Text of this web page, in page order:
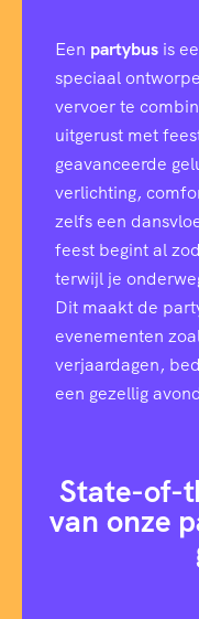
Een partybus is
speciaal
vervoer te
uitgerust met
geavanceerde
verlichting,
zelfs een
feest begint al
terwijl je
Dit maakt de
evenementen
verjaardagen,
een gezellig
State-of-
van onze